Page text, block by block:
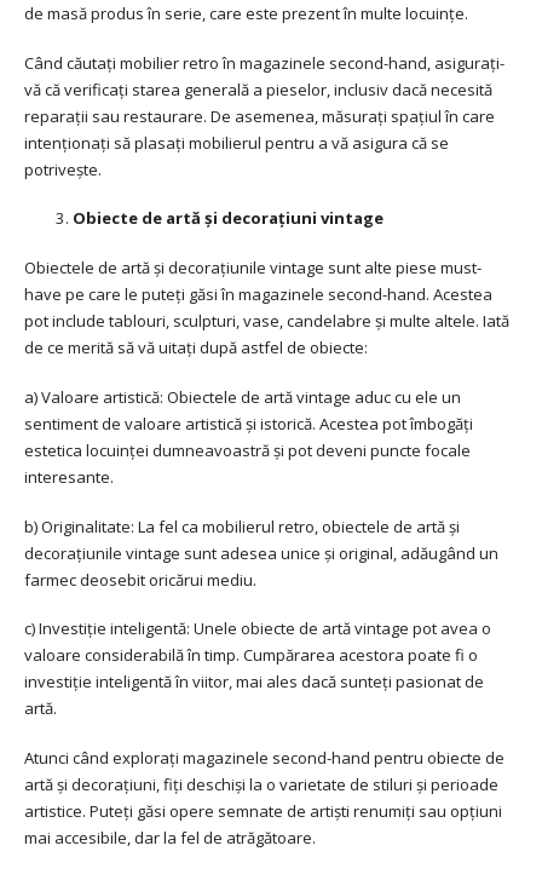
de masă produs în serie, care este prezent în multe locuințe.
Când căutați mobilier retro în magazinele second-hand, asigurați-
vă că verificați starea generală a pieselor, inclusiv dacă necesită
reparații sau restaurare. De asemenea, măsurați spațiul în care
intenționați să plasați mobilierul pentru a vă asigura că se
potrivește.
Obiecte de artă și decorațiuni vintage
Obiectele de artă și decorațiunile vintage sunt alte piese must-
have pe care le puteți găsi în magazinele second-hand. Acestea
pot include tablouri, sculpturi, vase, candelabre și multe altele. Iată
de ce merită să vă uitați după astfel de obiecte:
a) Valoare artistică: Obiectele de artă vintage aduc cu ele un
sentiment de valoare artistică și istorică. Acestea pot îmbogăți
estetica locuinței dumneavoastră și pot deveni puncte focale
interesante.
b) Originalitate: La fel ca mobilierul retro, obiectele de artă și
decorațiunile vintage sunt adesea unice și original, adăugând un
farmec deosebit oricărui mediu.
c) Investiție inteligentă: Unele obiecte de artă vintage pot avea o
valoare considerabilă în timp. Cumpărarea acestora poate fi o
investiție inteligentă în viitor, mai ales dacă sunteți pasionat de
artă.
Atunci când explorați magazinele second-hand pentru obiecte de
artă și decorațiuni, fiți deschiși la o varietate de stiluri și perioade
artistice. Puteți găsi opere semnate de artiști renumiți sau opțiuni
mai accesibile, dar la fel de atrăgătoare.